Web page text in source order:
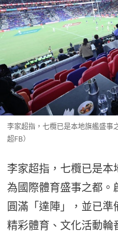
李家超指，七欖已是本地旗艦盛事
超FB）
李家超指，七欖已是
為國際體育盛事之都。
圓滿「達陣」，並已
精彩體育、文化活動輪